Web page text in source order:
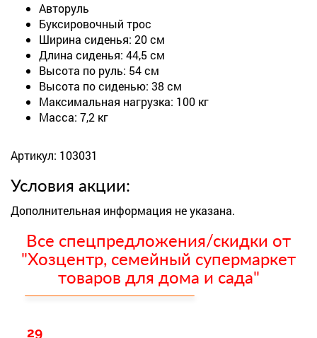
Авторуль
Буксировочный трос
Ширина сиденья: 20 см
Длина сиденья: 44,5 см
Высота по руль: 54 см
Высота по сиденью: 38 см
Максимальная нагрузка: 100 кг
Масса: 7,2 кг
Артикул: 103031
Условия акции:
Дополнительная информация не указана.
Все спецпредложения/скидки от
"Хозцентр, семейный супермаркет
товаров для дома и сада"
29